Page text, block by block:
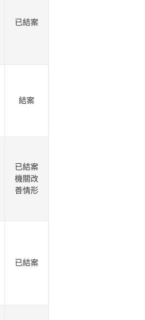
已結案
結案
已結案
機關改
善情形
已結案